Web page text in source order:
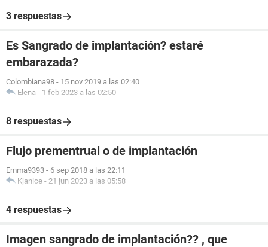
3 respuestas
Es Sangrado de implantación? estaré
embarazada?
Colombiana98 - 15 nov 2019 a las 02:40
Elena - 1 feb 2023 a las 02:50
8 respuestas
Flujo prementrual o de implantación
Emma9393 - 6 sep 2018 a las 22:11
Kjanice - 21 jun 2023 a las 05:58
4 respuestas
Imagen sangrado de implantación?? , que